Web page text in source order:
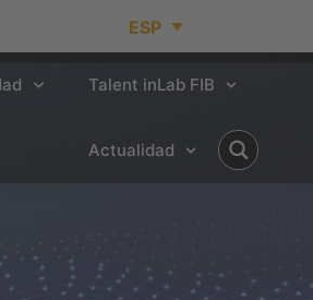
ESP
Talent inLab FIB
Actualidad